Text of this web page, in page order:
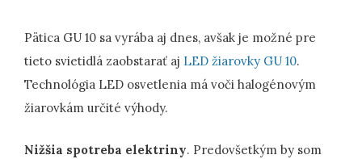
Pätica GU 10 sa vyrába aj dnes, avšak je možné pre
tieto svietidlá zaobstarať aj LED žiarovky GU 10.
Technológia LED osvetlenia má voči halogénovým
žiarovkám určité výhody.
Nižšia spotreba elektriny. Predovšetkým by som